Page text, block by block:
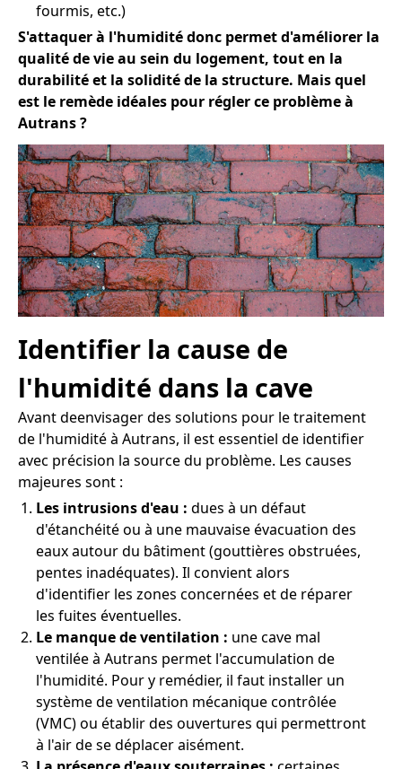
fourmis, etc.)
S'attaquer à l'humidité donc permet d'améliorer la
qualité de vie au sein du logement, tout en la
durabilité et la solidité de la structure. Mais quel
est le remède idéales pour régler ce problème à
Autrans ?
Identifier la cause de
l'humidité dans la cave
Avant deenvisager des solutions pour le traitement
de l'humidité à Autrans, il est essentiel de identifier
avec précision la source du problème. Les causes
majeures sont :
Les intrusions d'eau : dues à un défaut
d'étanchéité ou à une mauvaise évacuation des
eaux autour du bâtiment (gouttières obstruées,
pentes inadéquates). Il convient alors
d'identifier les zones concernées et de réparer
les fuites éventuelles.
Le manque de ventilation : une cave mal
ventilée à Autrans permet l'accumulation de
l'humidité. Pour y remédier, il faut installer un
système de ventilation mécanique contrôlée
(VMC) ou établir des ouvertures qui permettront
à l'air de se déplacer aisément.